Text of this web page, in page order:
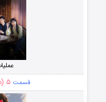
قسمت ۵ (دوبله)